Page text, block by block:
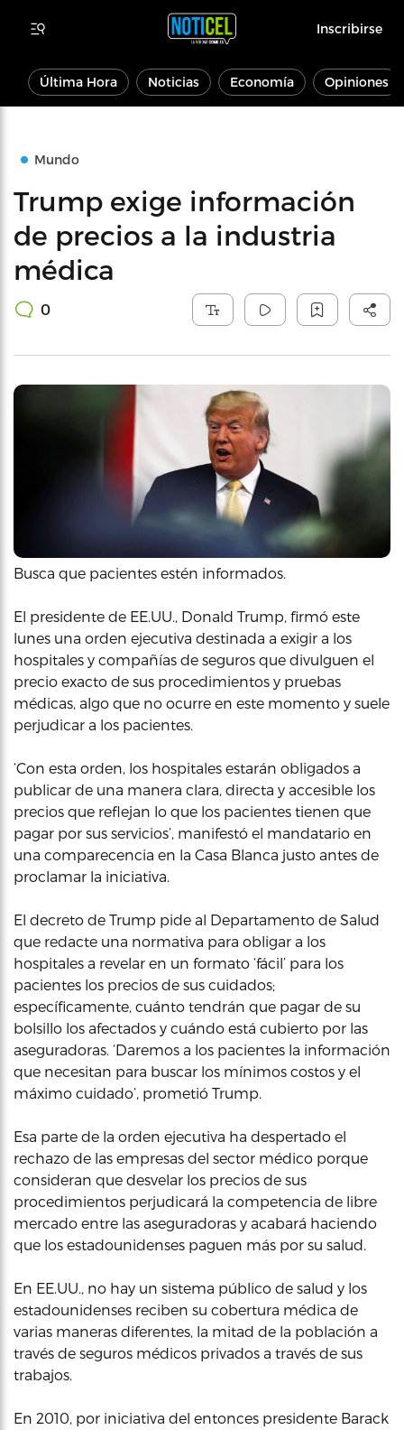
Inscribirse
Última Hora Noticias Economía Opiniones
Mundo
Trump exige información
de precios a la industria
médica
0
Busca que pacientes estén informados.
El presidente de EE.UU., Donald Trump, firmó este
lunes una orden ejecutiva destinada a exigir a los
hospitales y compañías de seguros que divulguen el
precio exacto de sus procedimientos y pruebas
médicas, algo que no ocurre en este momento y suele
perjudicar a los pacientes.
‘Con esta orden, los hospitales estarán obligados a
publicar de una manera clara, directa y accesible los
precios que reflejan lo que los pacientes tienen que
pagar por sus servicios’, manifestó el mandatario en
una comparecencia en la Casa Blanca justo antes de
proclamar la iniciativa.
El decreto de Trump pide al Departamento de Salud
que redacte una normativa para obligar a los
hospitales a revelar en un formato ‘fácil’ para los
pacientes los precios de sus cuidados;
específicamente, cuánto tendrán que pagar de su
bolsillo los afectados y cuándo está cubierto por las
aseguradoras. ‘Daremos a los pacientes la información
que necesitan para buscar los mínimos costos y el
máximo cuidado’, prometió Trump.
Esa parte de la orden ejecutiva ha despertado el
rechazo de las empresas del sector médico porque
consideran que desvelar los precios de sus
procedimientos perjudicará la competencia de libre
mercado entre las aseguradoras y acabará haciendo
que los estadounidenses paguen más por su salud.
En EE.UU., no hay un sistema público de salud y los
estadounidenses reciben su cobertura médica de
varias maneras diferentes, la mitad de la población a
través de seguros médicos privados a través de sus
trabajos.
En 2010, por iniciativa del entonces presidente Barack